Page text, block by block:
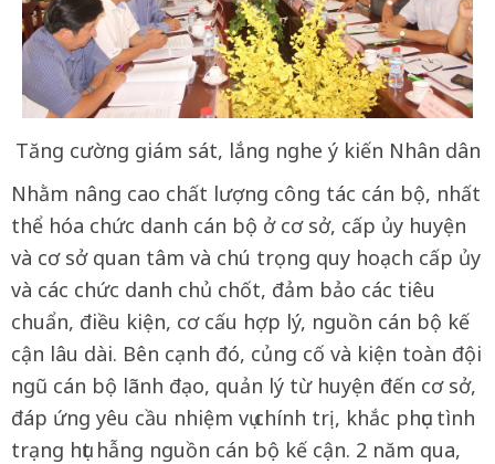
Tăng cường giám sát, lắng nghe ý kiến Nhân dân
Nhằm nâng cao chất lượng công tác cán bộ, nhất
thể hóa chức danh cán bộ ở cơ sở, cấp ủy huyện
và cơ sở quan tâm và chú trọng quy hoạch cấp ủy
và các chức danh chủ chốt, đảm bảo các tiêu
chuẩn, điều kiện, cơ cấu hợp lý, nguồn cán bộ kế
cận lâu dài. Bên cạnh đó, củng cố và kiện toàn đội
ngũ cán bộ lãnh đạo, quản lý từ huyện đến cơ sở,
đáp ứng yêu cầu nhiệm vụ chính trị, khắc phục tình
trạng hụt hẫng nguồn cán bộ kế cận. 2 năm qua,